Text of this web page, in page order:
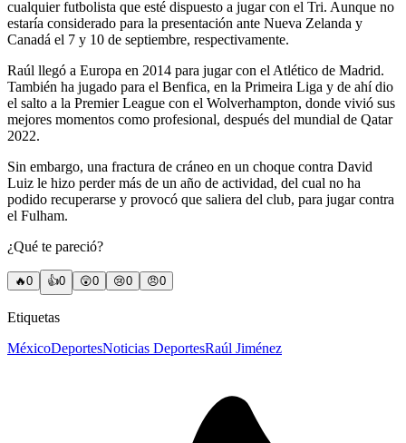
cualquier futbolista que esté dispuesto a jugar con el Tri. Aunque no
estaría considerado para la presentación ante Nueva Zelanda y
Canadá el 7 y 10 de septiembre, respectivamente.
Raúl llegó a Europa en 2014 para jugar con el Atlético de Madrid.
También ha jugado para el Benfica, en la Primeira Liga y de ahí dio
el salto a la Premier League con el Wolverhampton, donde vivió sus
mejores momentos como profesional, después del mundial de Qatar
2022.
Sin embargo, una fractura de cráneo en un choque contra David
Luiz le hizo perder más de un año de actividad, del cual no ha
podido recuperarse y provocó que saliera del club, para jugar contra
el Fulham.
¿Qué te pareció?
🔥0 👍0 😲0 😢0 😠0
Etiquetas
MéxicoDeportesNoticias DeportesRaúl Jiménez